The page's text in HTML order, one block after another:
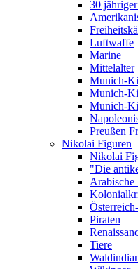
30
Luftwaffe
Marine
Mittelalter
Munich-
Munich-
Munich-
Preußen
Nikolai Figuren
Nikolai
"Die
Piraten
Tiere